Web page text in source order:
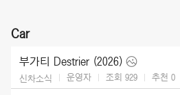
Car
부가티 Destrier (2026)
신차소식 운영자 조회 929 추천 0